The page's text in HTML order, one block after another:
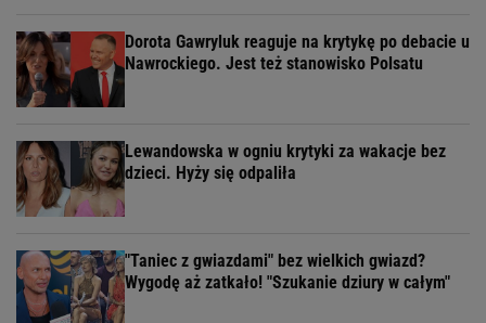
Dorota Gawryluk reaguje na krytykę po debacie u
Nawrockiego. Jest też stanowisko Polsatu
Lewandowska w ogniu krytyki za wakacje bez
dzieci. Hyży się odpaliła
"Taniec z gwiazdami" bez wielkich gwiazd?
Wygodę aż zatkało! "Szukanie dziury w całym"